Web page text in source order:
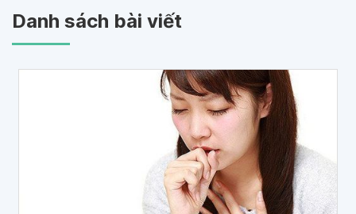
Danh sách bài viết